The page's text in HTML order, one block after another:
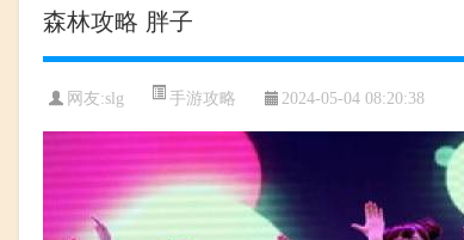
森林攻略 胖子
网友:slg 手游攻略 2024-05-04 08:20:38